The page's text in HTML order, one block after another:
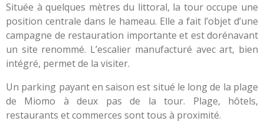
Située à quelques mètres du littoral, la tour occupe une
position centrale dans le hameau. Elle a fait l’objet d’une
campagne de restauration importante et est dorénavant
un site renommé. L’escalier manufacturé avec art, bien
intégré, permet de la visiter.
Un parking payant en saison est situé le long de la plage
de Miomo à deux pas de la tour. Plage, hôtels,
restaurants et commerces sont tous à proximité.